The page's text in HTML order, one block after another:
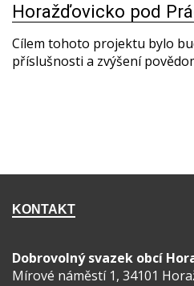
Horažďovicko pod
Cílem tohoto projektu bylo
příslušnosti a zvýšení
KONTAKT
Dobrovolný svazek obcí
Mírové náměstí 1, 34101